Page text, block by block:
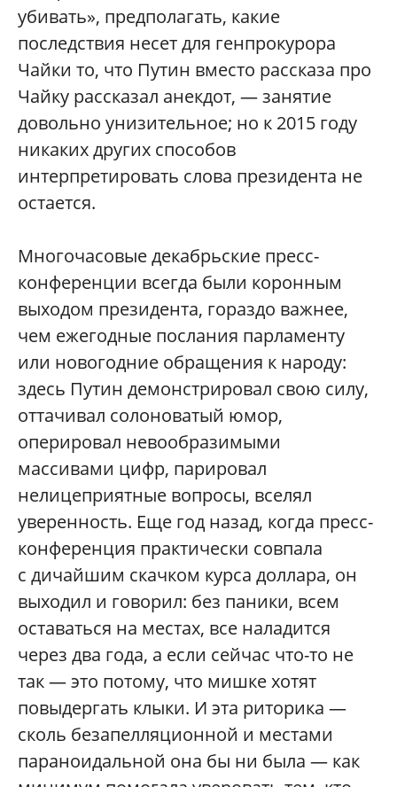
убивать», предполагать, какие
последствия несет для генпрокурора
Чайки то, что Путин вместо рассказа про
Чайку рассказал анекдот, — занятие
довольно унизительное; но к 2015 году
никаких других способов
интерпретировать слова президента не
остается.
Многочасовые декабрьские пресс-
конференции всегда были коронным
выходом президента, гораздо важнее,
чем ежегодные послания парламенту
или новогодние обращения к народу:
здесь Путин демонстрировал свою силу,
оттачивал солоноватый юмор,
оперировал невообразимыми
массивами цифр, парировал
нелицеприятные вопросы, вселял
уверенность. Еще год назад, когда пресс-
конференция практически совпала
с дичайшим скачком курса доллара, он
выходил и говорил: без паники, всем
оставаться на местах, все наладится
через два года, а если сейчас что-то не
так — это потому, что мишке хотят
повыдергать клыки. И эта риторика —
сколь безапелляционной и местами
параноидальной она бы ни была — как